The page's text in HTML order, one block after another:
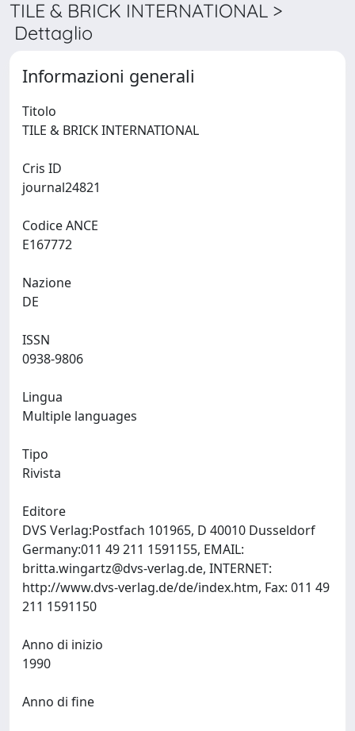
TILE & BRICK INTERNATIONAL >
Dettaglio
Informazioni generali
Titolo
Cris ID
Codice ANCE
Nazione
ISSN
Lingua
Tipo
Rivista
Editore
DVS Verlag:Postfach 101965, D 40010 Dusseldorf
Germany:011 49 211 1591155, EMAIL:
britta.wingartz@dvs-verlag.de, INTERNET:
http://www.dvs-verlag.de/de/index.htm, Fax: 011 49
Anno di inizio
Anno di fine